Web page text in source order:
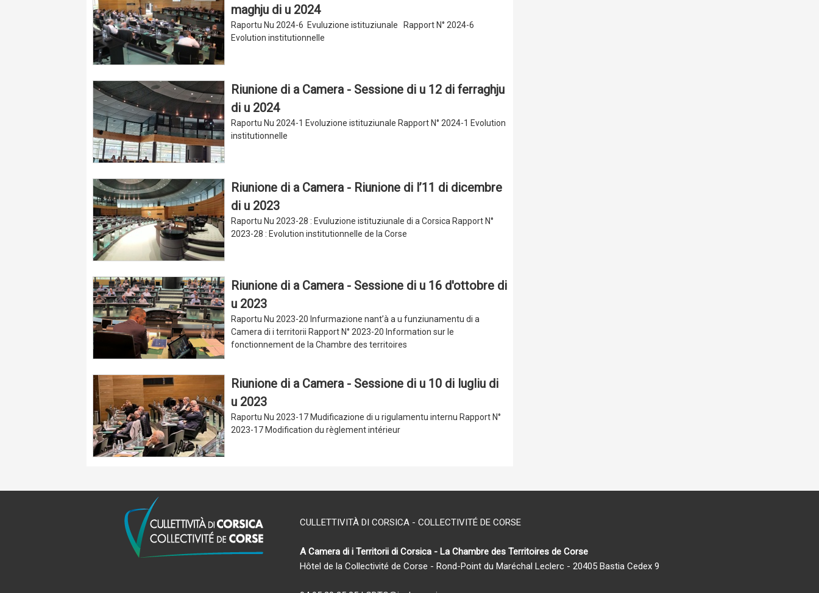
maghju di u 2024
Raportu Nu 2024-6 Evuluzione istituziunale Rapport N° 2024-6
Evolution institutionnelle
Riunione di a Camera - Sessione di u 12 di ferraghju
di u 2024
Raportu Nu 2024-1 Evoluzione istituziunale Rapport N° 2024-1 Evolution
institutionnelle
Riunione di a Camera - Riunione di l’11 di dicembre
di u 2023
Raportu Nu 2023-28 : Evuluzione istituziunale di a Corsica Rapport N°
2023-28 : Evolution institutionnelle de la Corse
Riunione di a Camera - Sessione di u 16 d'ottobre di
u 2023
Raportu Nu 2023-20 Infurmazione nant’à a u funziunamentu di a
Camera di i territorii Rapport N° 2023-20 Information sur le
fonctionnement de la Chambre des territoires
Riunione di a Camera - Sessione di u 10 di lugliu di
u 2023
Raportu Nu 2023-17 Mudificazione di u rigulamentu internu Rapport N°
2023-17 Modification du règlement intérieur
CULLETTIVITÀ DI CORSICA - COLLECTIVITÉ DE CORSE
A Camera di i Territorii di Corsica - La Chambre des Territoires de Corse
Hôtel de la Collectivité de Corse - Rond-Point du Maréchal Leclerc - 20405 Bastia Cedex 9